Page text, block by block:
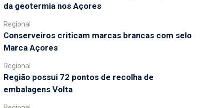
da geotermia nos Açores
Regional
Conserveiros criticam marcas brancas com selo
Marca Açores
Regional
Região possui 72 pontos de recolha de
embalagens Volta